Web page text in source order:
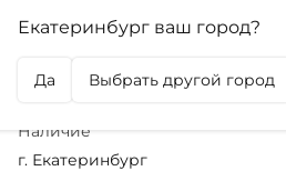
Екатеринбург ваш город?
Да Выбрать другой город
3 199,99₽
Наличие
г. Екатеринбург